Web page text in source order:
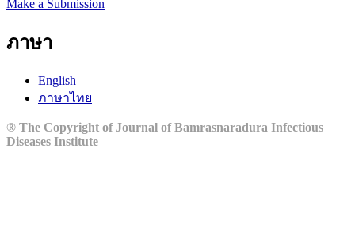
Make a Submission
ภาษา
English
ภาษาไทย
® The Copyright of Journal of Bamrasnaradura Infectious
Diseases Institute